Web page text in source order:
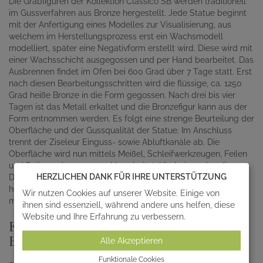
im Gussverfahren aus Bronze hergestellt. Jede Statue beginnt
mit der Anfertigung eines Modelles zur Visualisierung, aus
welchem im Herstellungsprozess erst ein Wachsmodell
modelliert, später eine Negativform erstellt wird. Diese wird mit
einer Wachsschicht ausgegossen und per Hand bearbeitet. Das
Ausbrennen findet im Ofen bei 600 Grad über 7 Tage statt. Erst
nach diesen Bearbeitungsschritten wird die flüssige, ca. 1250
Grad heiße Bronze in die Form gegossen. Nach drei bis vier
Tagen ist das Metall erkaltet und die Bronzefigur kann aus der
Form entnommen werden. Es folgt eine strenge Beurteilung der
Oberfläche und der Gussqualität der Statue. Im Anschluss
trennt der Ziseleur Einguss- sowie Abluftkanäle ab. Die
Oberfläche wird nun mittels Meißel, Schleifwerkzeugen, Feilen
und Polierwerkzeugen nachbearbeitet. Hierbei werden die
Details des Grabschmuckes liebevoll der Hand
herausmodelliert. Zum Schluss erfolgt die Patinierung in
mehreren Schritten und die Auftragung eines Wachses.
EINZIGARTIGE GRABFIGUREN AUS
BRONZE
HERZLICHEN DANK FÜR IHRE UNTERSTÜTZUNG
Wir nutzen Cookies auf unserer Website. Einige von
ihnen sind essenziell, während andere uns helfen, diese
Website und Ihre Erfahrung zu verbessern.
Alle Akzeptieren
Funktionale Cookies